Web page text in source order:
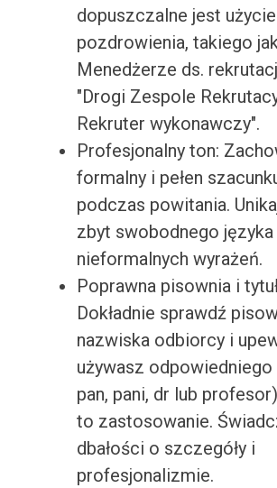
dopuszczalne jest
pozdrowienia, takiego
Menedżerze ds.
"Drogi Zespole
Rekruter wykonawczy".
Profesjonalny ton:
formalny i pełen
podczas powitania.
zbyt swobodnego języka
nieformalnych wyrażeń.
Poprawna pisownia i
Dokładnie sprawdź
nazwiska odbiorcy i
używasz odpowiedniego
pan, pani, dr lub
to zastosowanie.
dbałości o szczegóły i
profesjonalizmie.